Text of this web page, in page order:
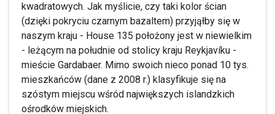
kwadratowych. Jak myślicie, czy taki kolor ścian
(dzięki pokryciu czarnym bazaltem) przyjąłby się w
naszym kraju - House 135 położony jest w niewielkim
- leżącym na południe od stolicy kraju Reykjavíku -
mieście Gardabaer. Mimo swoich nieco ponad 10 tys.
mieszkańców (dane z 2008 r.) klasyfikuje się na
szóstym miejscu wśród największych islandzkich
ośrodków miejskich.